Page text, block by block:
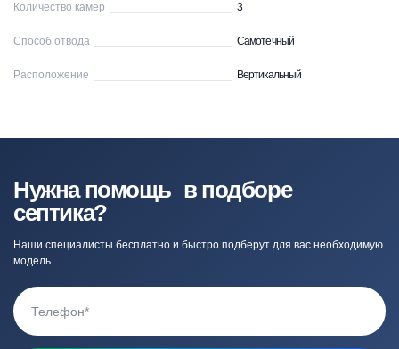
Количество камер 3
Способ отвода Самотечный
Расположение Вертикальный
Нужна помощь в подборе
септика?
Наши специалисты бесплатно и быстро подберут для вас необходимую
модель